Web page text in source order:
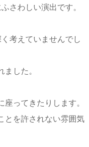
さわしい演出です。
考えていませんでし
した。
ってきたりします。
とを許されない雰囲気